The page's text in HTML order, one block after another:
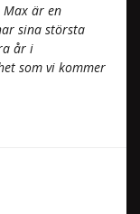
är en
sina största
år i
som vi kommer